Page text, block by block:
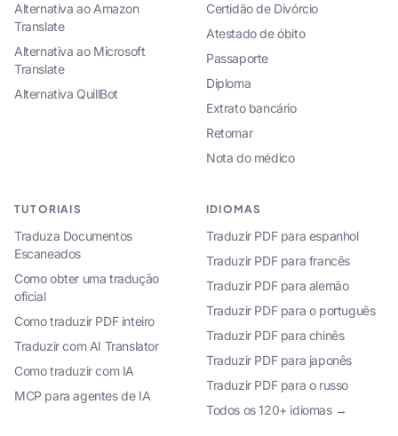
Alternativa ao Amazon
Translate
Alternativa ao Microsoft
Translate
Alternativa QuillBot
Certidão de Divórcio
Atestado de óbito
Passaporte
Diploma
Extrato bancário
Retomar
Nota do médico
TUTORIAIS
Traduza Documentos
Escaneados
Como obter uma tradução
oficial
Como traduzir PDF inteiro
Traduzir com AI Translator
Como traduzir com IA
MCP para agentes de IA
IDIOMAS
Traduzir PDF para espanhol
Traduzir PDF para francês
Traduzir PDF para alemão
Traduzir PDF para o português
Traduzir PDF para chinês
Traduzir PDF para japonês
Traduzir PDF para o russo
Todos os 120+ idiomas →